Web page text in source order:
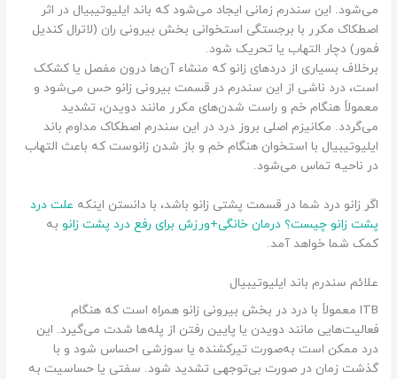
می‌شود. این سندرم زمانی ایجاد می‌شود که باند ایلیوتیبیال در اثر
اصطکاک مکرر با برجستگی استخوانی بخش بیرونی ران (لاترال کندیل
فمور) دچار التهاب یا تحریک شود.
برخلاف بسیاری از دردهای زانو که منشاء آن‌ها درون مفصل یا کشکک
است، درد ناشی از این سندرم در قسمت بیرونی زانو حس می‌شود و
معمولاً هنگام خم‌ و راست‌ شدن‌های مکرر مانند دویدن، تشدید
می‌گردد. مکانیزم اصلی بروز درد در این سندرم اصطکاک مداوم باند
ایلیوتیبیال با استخوان هنگام خم‌ و باز شدن زانوست که باعث التهاب
در ناحیه تماس می‌شود.
اگر زانو درد شما در قسمت پشتی زانو باشد، با دانستن اینکه علت درد
پشت زانو چیست؟ درمان خانگی+ورزش برای رفع درد پشت زانو به
کمک شما خواهد آمد.
علائم سندرم باند ایلیوتیبیال
ITB معمولاً با درد در بخش بیرونی زانو همراه است که هنگام
فعالیت‌هایی مانند دویدن یا پایین رفتن از پله‌ها شدت می‌گیرد. این
درد ممکن است به‌صورت تیرکشنده یا سوزشی احساس شود و با
گذشت زمان در صورت بی‌توجهی تشدید شود. سفتی یا حساسیت به